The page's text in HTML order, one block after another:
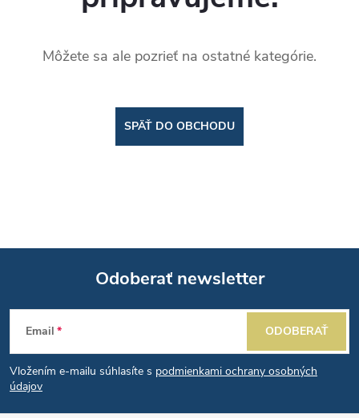
Môžete sa ale pozrieť na ostatné kategórie.
SPÄŤ DO OBCHODU
Z
á
p
Odoberať newsletter
Email
Vložením e-mailu súhlasíte s podmienkami ochrany osobných
údajov
ODOBERAŤ